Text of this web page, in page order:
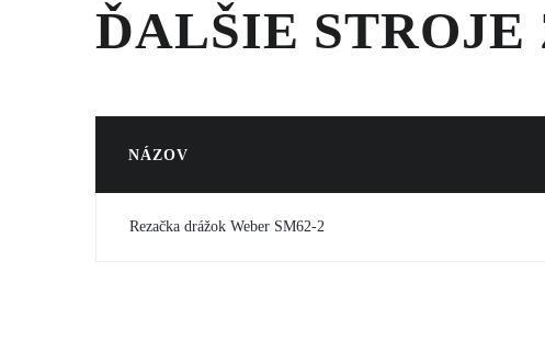
ĎALŠIE
NÁZOV
Rezačka drážok Weber SM62-2